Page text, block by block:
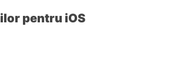
pentru iOS